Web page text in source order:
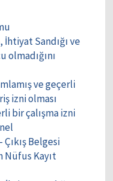
Sandığı ve
olmadığını
ve geçerli
izni olması
bir çalışma izni
Belgesi
Nüfus Kayıt